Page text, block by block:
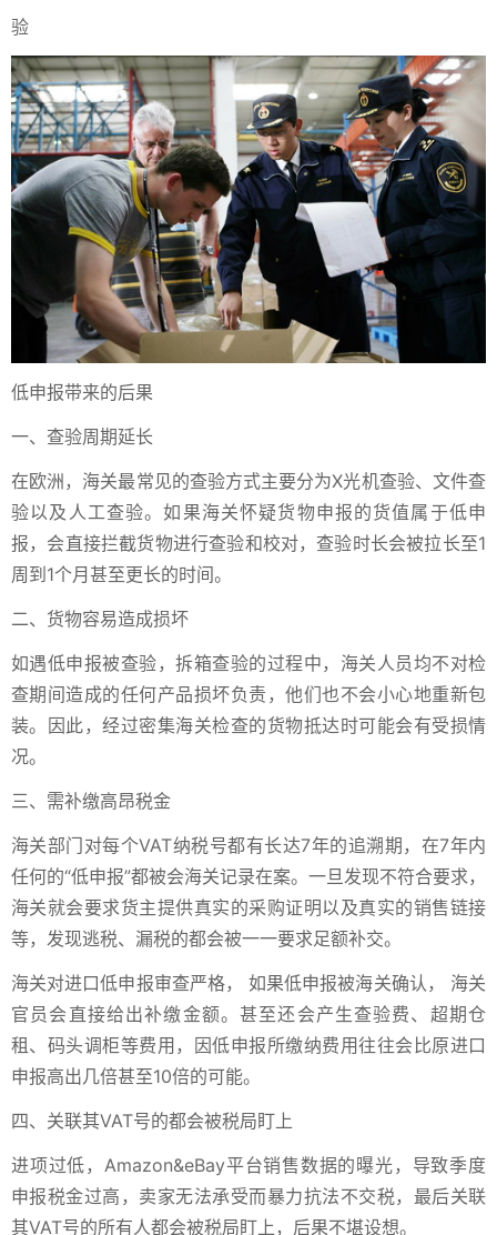
验
低申报带来的后果
一、查验周期延长
在欧洲，海关最常见的查验方式主要分为X光机查验、文件查
验以及人工查验。如果海关怀疑货物申报的货值属于低申
报，会直接拦截货物进行查验和校对，查验时长会被拉长至1
周到1个月甚至更长的时间。
二、货物容易造成损坏
如遇低申报被查验，拆箱查验的过程中，海关人员均不对检
查期间造成的任何产品损坏负责，他们也不会小心地重新包
装。因此，经过密集海关检查的货物抵达时可能会有受损情
况。
三、需补缴高昂税金
海关部门对每个VAT纳税号都有长达7年的追溯期，在7年内
任何的“低申报”都被会海关记录在案。 一旦发现不符合要求，
海关就会要求货主提供真实的采购证明以及真实的销售链接
等，发现逃税、漏税的都会被一一要求足额补交。
海关对进口低申报审查严格， 如果低申报被海关确认， 海关
官员会直接给出补缴金额。甚至还会产生查验费、超期仓
租、码头调柜等费用，因低申报所缴纳费用往往会比原进口
申报高出几倍甚至10倍的可能。
四、关联其VAT号的都会被税局盯上
进项过低，Amazon&eBay平台销售数据的曝光，导致季度
申报税金过高，卖家无法承受而暴力抗法不交税，最后关联
其VAT号的所有人都会被税局盯上，后果不堪设想。